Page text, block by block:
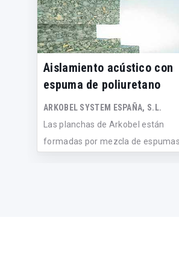
Aislamiento acústico con
espuma de poliuretano
ARKOBEL SYSTEM ESPAÑA, S.L.
Las planchas de Arkobel están
formadas por mezcla de